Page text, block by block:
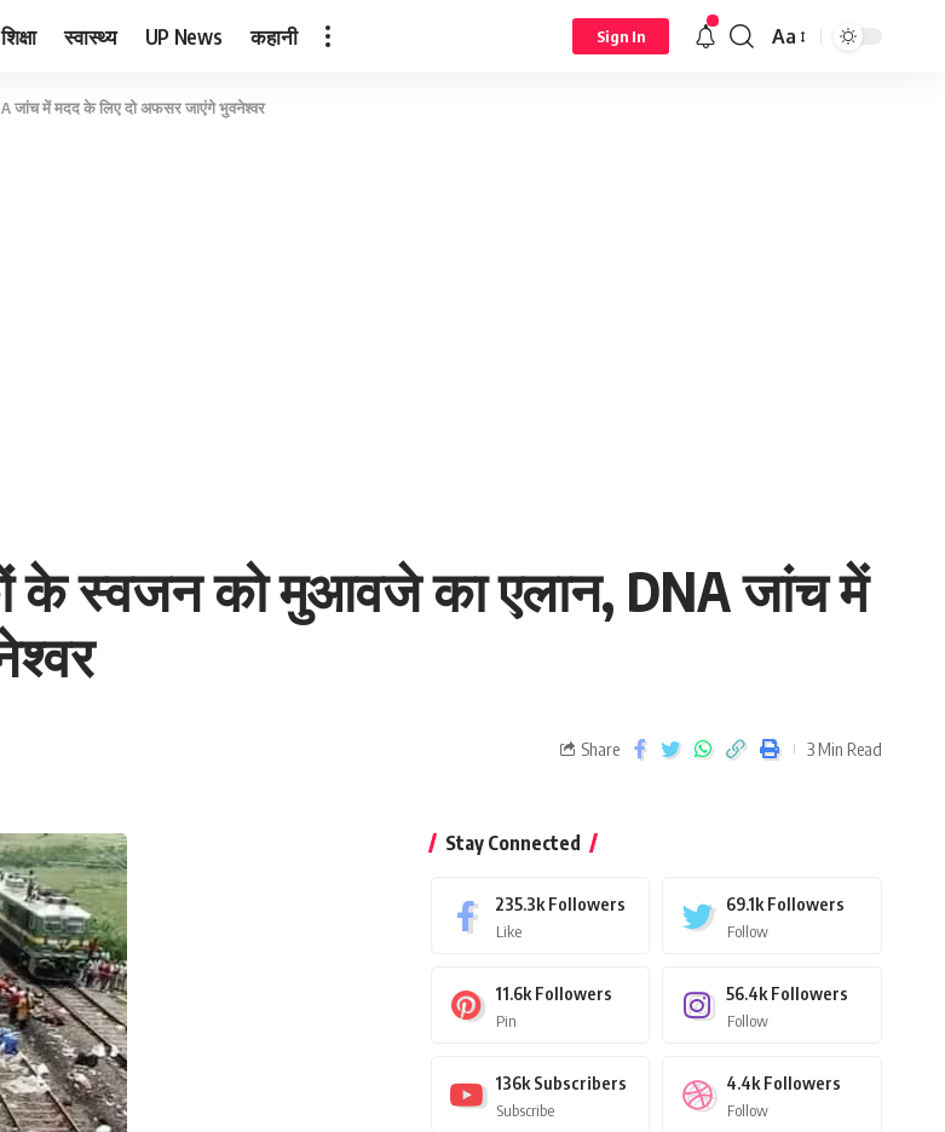
शिक्षा स्वास्थ्य UP News कहानी Sign In Aa
जांच में मदद के लिए दो अफसर जाएंगे भुवनेश्वर
के स्वजन को मुआवजे का एलान, DNA जांच में
Share 3 Min Read
Stay Connected
235.3k Followers
Like
69.1k Followers
Follow
11.6k Followers
Pin
56.4k Followers
Follow
136k Subscribers
Subscribe
4.4k Followers
Follow